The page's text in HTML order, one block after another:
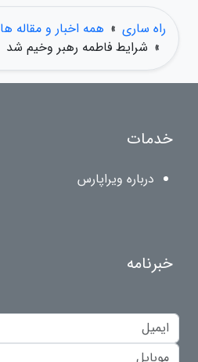
راه ساری » همه اخبار و مقاله ها
» شرایط فاطمه رهبر وخیم شد
خدمات
درباره ویراپارس
خبرنامه